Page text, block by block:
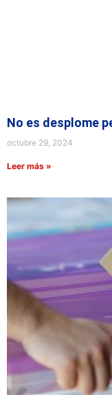
No es desplome
octubre 29, 2024
Leer más »